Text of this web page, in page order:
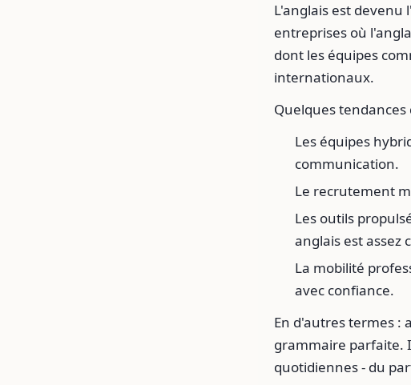
L'anglais est devenu
entreprises où
dont les équipes
internationaux.
Quelques
Les équipes
communication.
Le recrutement
Les outils
anglais est assez
La mobilité
avec confiance.
En d'autres termes :
grammaire parfaite.
quotidiennes - du